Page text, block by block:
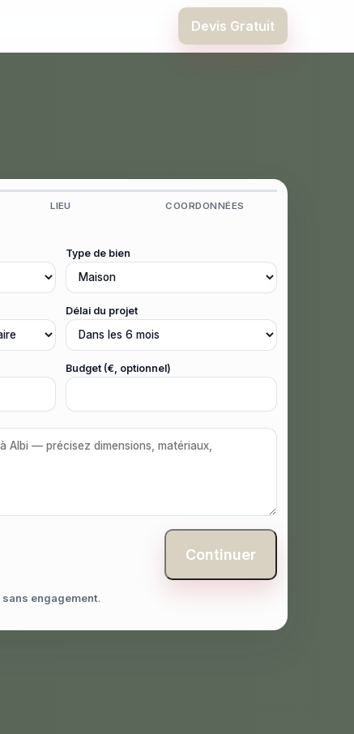
Devis Gratuit
LIEU COORDONNÉES
Type de bien
Délai du projet
Budget (€, optionnel)
Continuer
sans engagement.